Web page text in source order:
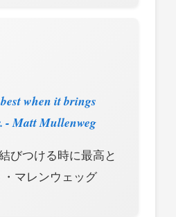
when it brings
- Matt Mullenweg
びつける時に最高と
マレンウェッグ